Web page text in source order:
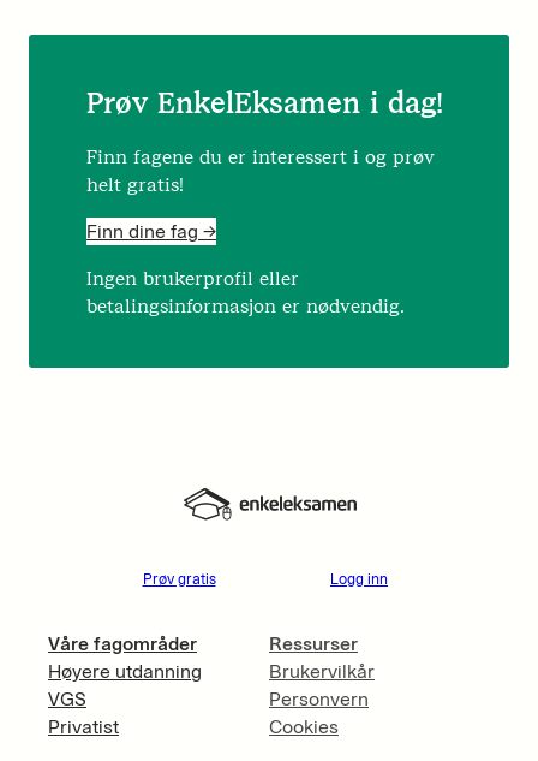
Prøv EnkelEksamen i dag!
Finn fagene du er interessert i og prøv
helt gratis!
Finn dine fag ->
Ingen brukerprofil eller
betalingsinformasjon er nødvendig.
Prøv gratis Logg inn
Våre fagområder
Høyere utdanning
VGS
Privatist
Ressurser
Brukervilkår
Personvern
Cookies